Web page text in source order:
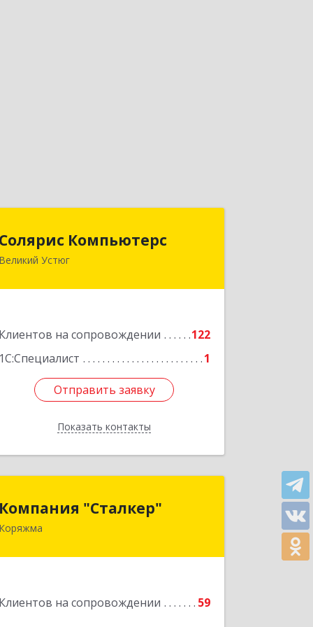
Солярис Компьютерс
Великий Устюг
Клиентов на сопровождении
122
1С:Специалист
1
Отправить заявку
Показать контакты
162390, Вологодская обл, Великий
Отправить заявку
Назад
Компания "Сталкер"
Коряжма
Клиентов на сопровождении 59
165651, Архангельская обл, Коряжма г,